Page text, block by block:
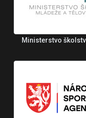
Ministerstvo